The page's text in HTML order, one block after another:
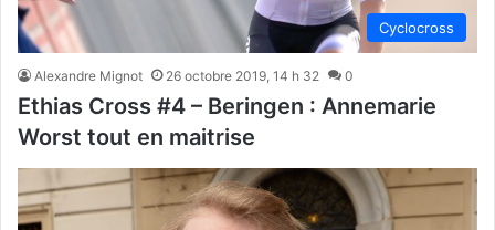
Cyclocross
Alexandre Mignot 26 octobre 2019, 14 h 32 0
Ethias Cross #4 – Beringen : Annemarie
Worst tout en maitrise